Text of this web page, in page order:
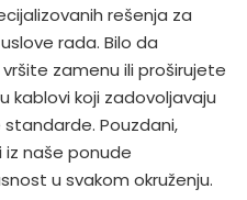
rešenja za
rada. Bilo da
zamenu ili proširujete
kablovi koji zadovoljavaju
Pouzdani,
naše ponude
u svakom okruženju.